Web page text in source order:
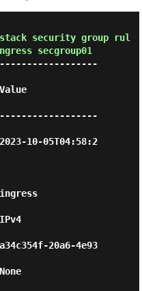
security group rul
secgroup01
10-05T04:58:2
20a6-4e93